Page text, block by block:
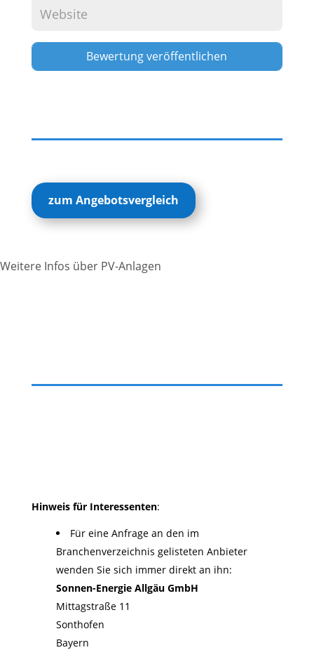
zum Angebotsvergleich
Weitere Infos über PV-Anlagen
Hinweis für Interessenten:
Für eine Anfrage an den im
Branchenverzeichnis gelisteten Anbieter
wenden Sie sich immer direkt an ihn:
Sonnen-Energie Allgäu GmbH
Mittagstraße 11
Sonthofen
Bayern